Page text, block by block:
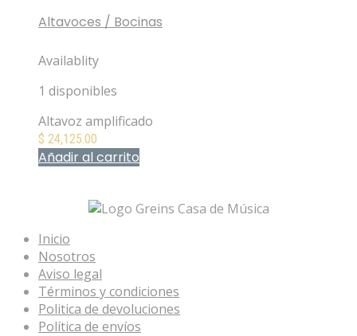
Altavoces / Bocinas
Availablity
1 disponibles
Altavoz amplificado
$ 24,125.00
Añadir al carrito
Inicio
Nosotros
Aviso legal
Términos y condiciones
Politica de devoluciones
Política de envíos